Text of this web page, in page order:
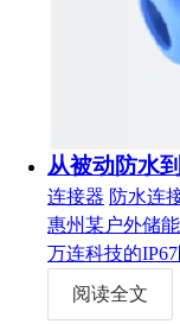
从被动防水
连接器 防水连
惠州某户外储
万连科技的
阅读全文